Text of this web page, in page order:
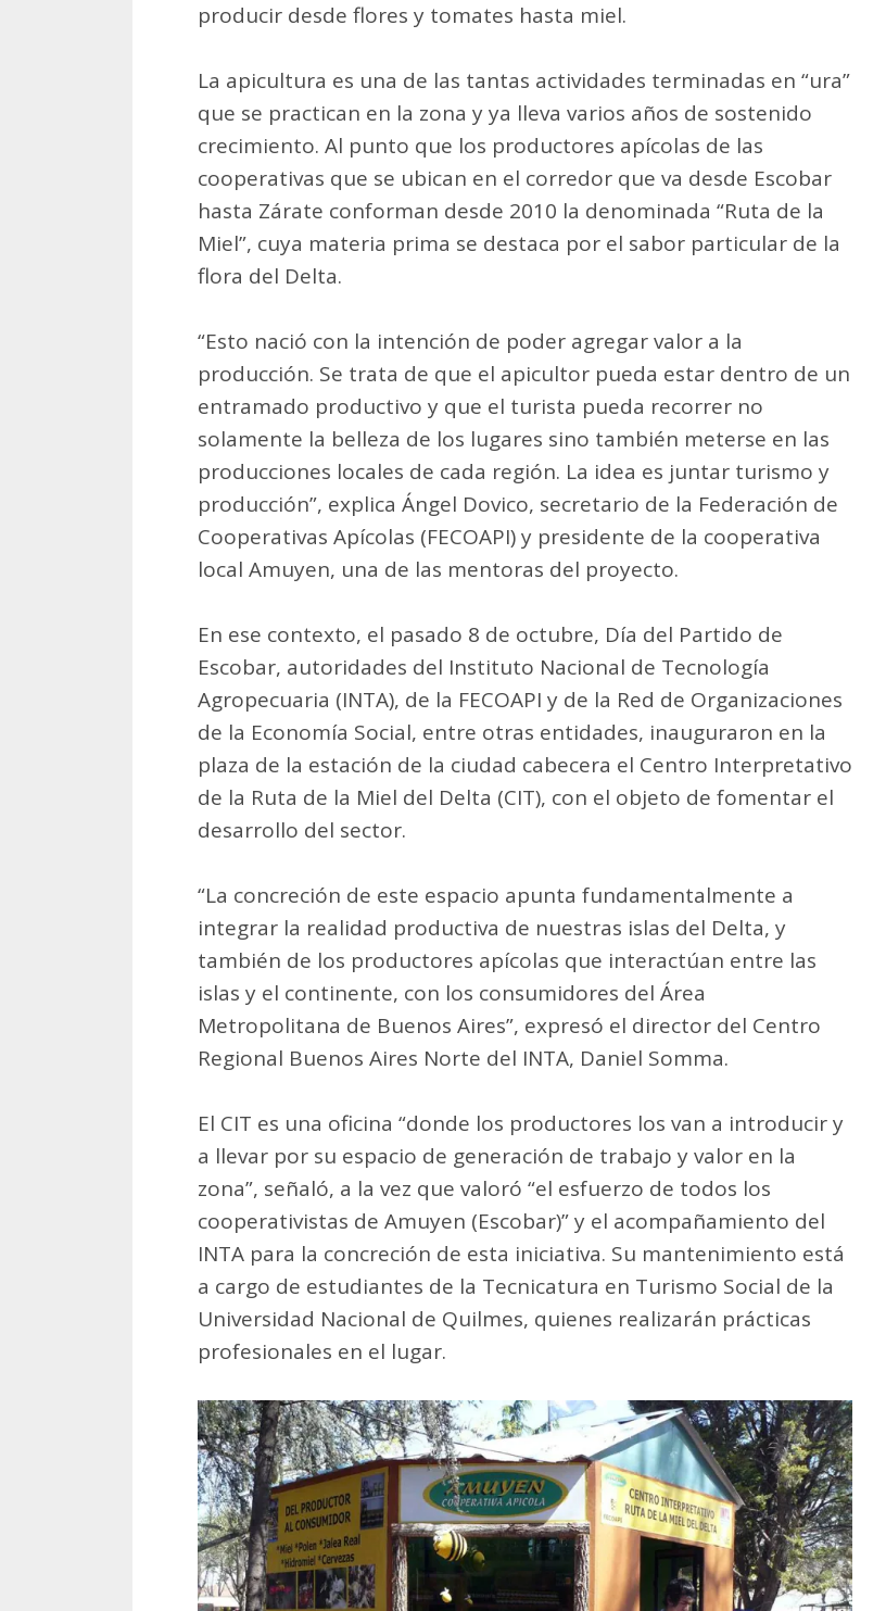
producir desde flores y tomates hasta miel.
La apicultura es una de las tantas actividades terminadas en “ura”
que se practican en la zona y ya lleva varios años de sostenido
crecimiento. Al punto que los productores apícolas de las
cooperativas que se ubican en el corredor que va desde Escobar
hasta Zárate conforman desde 2010 la denominada “Ruta de la
Miel”, cuya materia prima se destaca por el sabor particular de la
flora del Delta.
“Esto nació con la intención de poder agregar valor a la
producción. Se trata de que el apicultor pueda estar dentro de un
entramado productivo y que el turista pueda recorrer no
solamente la belleza de los lugares sino también meterse en las
producciones locales de cada región. La idea es juntar turismo y
producción”, explica Ángel Dovico, secretario de la Federación de
Cooperativas Apícolas (FECOAPI) y presidente de la cooperativa
local Amuyen, una de las mentoras del proyecto.
En ese contexto, el pasado 8 de octubre, Día del Partido de
Escobar, autoridades del Instituto Nacional de Tecnología
Agropecuaria (INTA), de la FECOAPI y de la Red de Organizaciones
de la Economía Social, entre otras entidades, inauguraron en la
plaza de la estación de la ciudad cabecera el Centro Interpretativo
de la Ruta de la Miel del Delta (CIT), con el objeto de fomentar el
desarrollo del sector.
“La concreción de este espacio apunta fundamentalmente a
integrar la realidad productiva de nuestras islas del Delta, y
también de los productores apícolas que interactúan entre las
islas y el continente, con los consumidores del Área
Metropolitana de Buenos Aires”, expresó el director del Centro
Regional Buenos Aires Norte del INTA, Daniel Somma.
El CIT es una oficina “donde los productores los van a introducir y
a llevar por su espacio de generación de trabajo y valor en la
zona”, señaló, a la vez que valoró “el esfuerzo de todos los
cooperativistas de Amuyen (Escobar)” y el acompañamiento del
INTA para la concreción de esta iniciativa. Su mantenimiento está
a cargo de estudiantes de la Tecnicatura en Turismo Social de la
Universidad Nacional de Quilmes, quienes realizarán prácticas
profesionales en el lugar.